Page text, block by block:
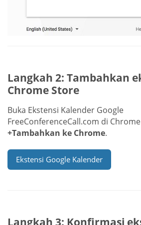
Langkah 2: Tambahkan
Chrome Store
Buka Ekstensi Kalender Google
FreeConferenceCall.com di
+Tambahkan ke Chrome.
Ekstensi Google Kalender
Langkah 3: Konfirmasi